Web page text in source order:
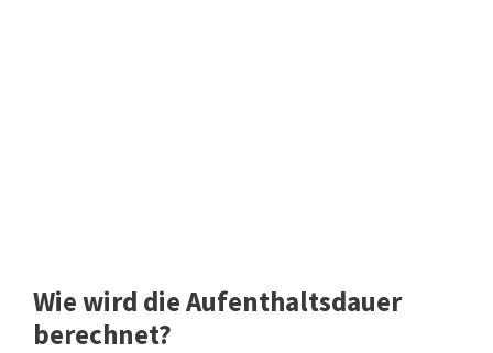
Wie wird die Aufenthaltsdauer
berechnet?